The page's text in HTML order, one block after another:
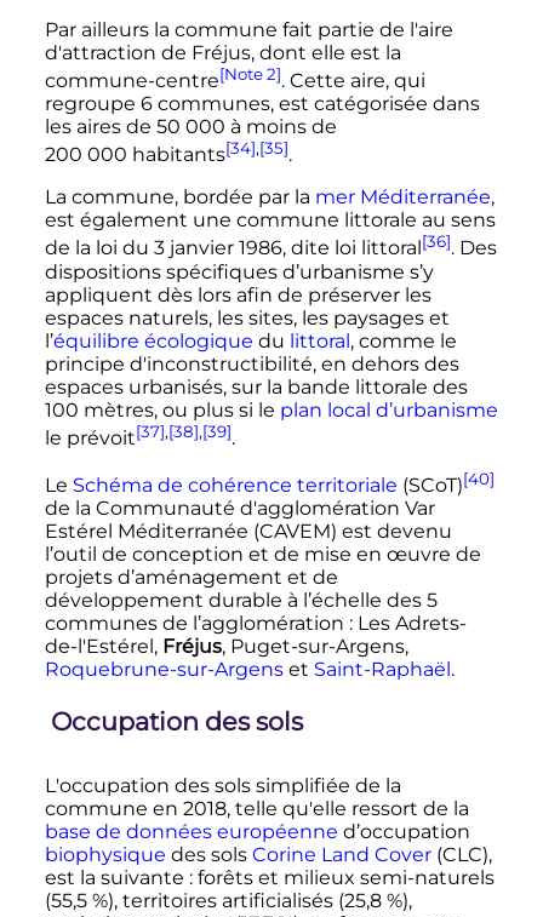
Par ailleurs la commune fait partie de l'aire
d'attraction de Fréjus, dont elle est la
commune-centre[Note 2]. Cette aire, qui
regroupe 6 communes, est catégorisée dans
les aires de 50 000 à moins de
200 000 habitants[34],[35].
La commune, bordée par la mer Méditerranée,
est également une commune littorale au sens
de la loi du 3 janvier 1986, dite loi littoral [36]. Des
dispositions spécifiques d’urbanisme s’y
appliquent dès lors afin de préserver les
espaces naturels, les sites, les paysages et
l’équilibre écologique du littoral, comme le
principe d'inconstructibilité, en dehors des
espaces urbanisés, sur la bande littorale des
100 mètres, ou plus si le plan local d’urbanisme
le prévoit[37],[38],[39].
Le Schéma de cohérence territoriale (SCoT)[40]
de la Communauté d'agglomération Var
Estérel Méditerranée (CAVEM) est devenu
l’outil de conception et de mise en œuvre de
projets d’aménagement et de
développement durable à l’échelle des 5
communes de l’agglomération : Les Adrets-
de-l'Estérel, Fréjus, Puget-sur-Argens,
Roquebrune-sur-Argenset Saint-Raphaël .
Occupation des sols
L'occupation des sols simplifiée de la
commune en 2018, telle qu'elle ressort de la
base de données européenne d’occupation
biophysique des sols Corine Land Cover(CLC),
est la suivante : forêts et milieux semi-naturels
(55,5 %), territoires artificialisés (25,8 %),